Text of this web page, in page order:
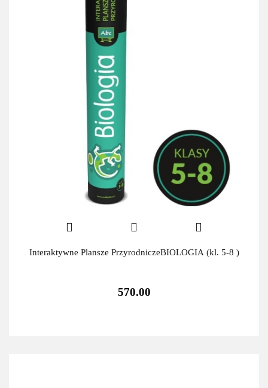
Interaktywne Plansze PrzyrodniczeBIOLOGIA (kl. 5-8 )
570.00